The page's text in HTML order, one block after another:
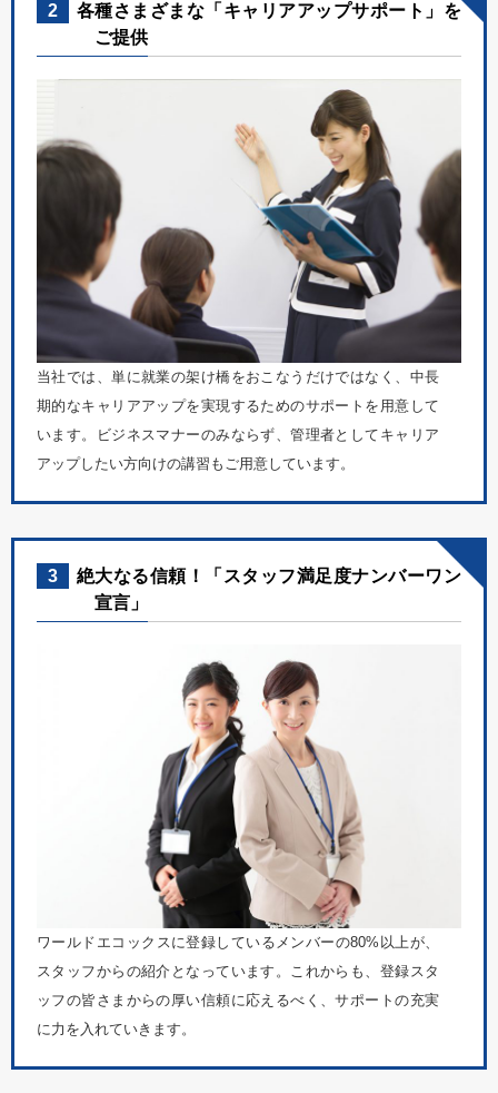
2
各種さまざまな「キャリアアップサポート」を
ご提供
当社では、単に就業の架け橋をおこなうだけではなく、中長
期的なキャリアアップを実現するためのサポートを用意して
います。ビジネスマナーのみならず、管理者としてキャリア
アップしたい方向けの講習もご用意しています。
3
絶大なる信頼！「スタッフ満足度ナンバーワン
宣言」
ワールドエコックスに登録しているメンバーの80%以上が、
スタッフからの紹介となっています。これからも、登録スタ
ッフの皆さまからの厚い信頼に応えるべく、サポートの充実
に力を入れていきます。